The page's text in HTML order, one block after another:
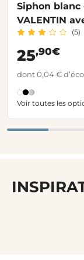
Siphon blanc
VALENTIN
(5)
25,90€
dont 0,04 €
Voir toutes les